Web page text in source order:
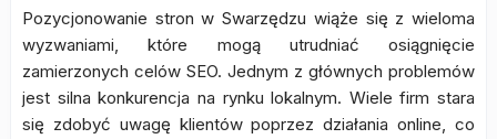
Pozycjonowanie stron w Swarzędzu wiąże się z wieloma
wyzwaniami, które mogą utrudniać osiągnięcie
zamierzonych celów SEO. Jednym z głównych problemów
jest silna konkurencja na rynku lokalnym. Wiele firm stara
się zdobyć uwagę klientów poprzez działania online, co